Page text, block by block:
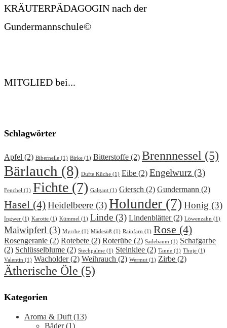
KRÄUTERPÄDAGOGIN nach der
Gundermannschule©
MITGLIED bei...
Schlagwörter
Apfel (2) Bibernelle (1) Birke (1) Bitterstoffe (2) Brennnessel (5)
Bärlauch (8) Dufte Küche (1) Eibe (2) Engelwurz (3)
Fenchel (1) Fichte (7) Galgant (1) Giersch (2) Gundermann (2)
Hasel (4)Heidelbeere (3)Holunder (7) Honig (3)
Ingwer (1) Karotte (1) Kümmel (1) Linde (3) Lindenblätter(2) Löwenzahn (1)
Maiwipferl (3) Myrrhe (1) Mädesüß (1) Rainfarn (1) Rose (4)
Rosengeranie (2) Rotebete (2) Roterübe (2) Sadebaum (1) Schafgarbe
(2) Schlüsselblume (2) Stechpalme (1) Steinklee (2) Tanne (1) Thuje (1)
Valentin (1) Wacholder(2) Weihrauch (2) Wermut (1) Zirbe (2)
Ätherische Öle (5)
Kategorien
Aroma & Duft (13)
Bäder(1)